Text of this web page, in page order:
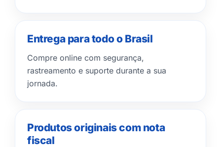
Entrega para todo o Brasil
Compre online com segurança,
rastreamento e suporte durante a sua
jornada.
Produtos originais com nota
fiscal